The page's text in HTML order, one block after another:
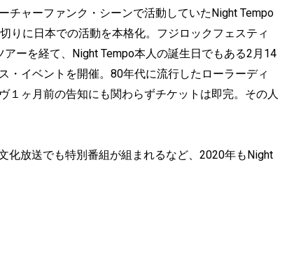
チャーファンク・シーンで活動していたNight Tempo
りに日本での活動を本格化。フジロックフェスティ
ーを経て、Night Tempo本人の誕生日でもある2月14
・イベントを開催。80年代に流行したローラーディ
１ヶ月前の告知にも関わらずチケットは即完。その人
化放送でも特別番組が組まれるなど、2020年もNight